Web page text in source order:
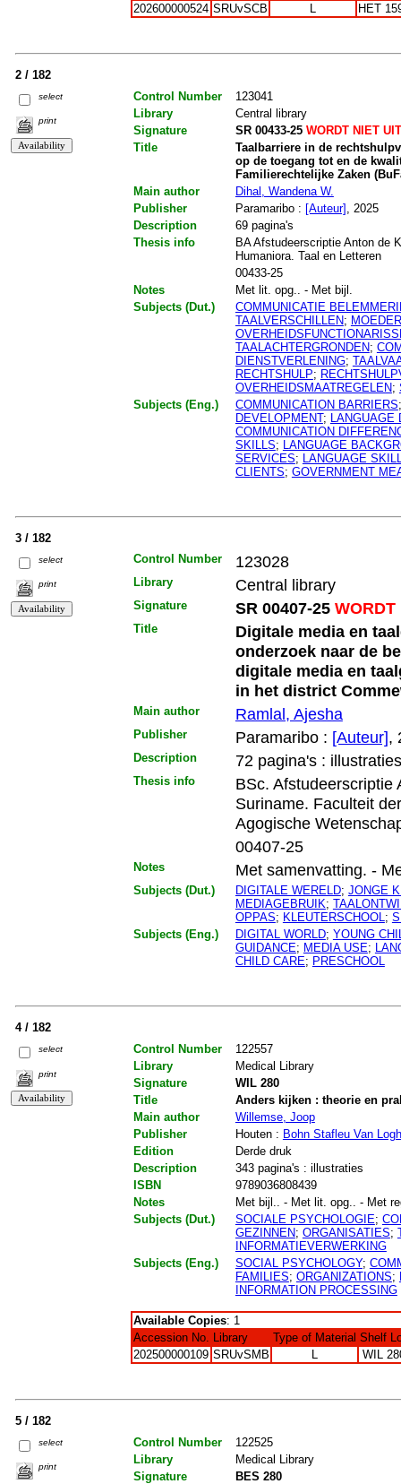
202600000524 SRUvSCB HET
2 / 182
select
print
Control Number
123041
Library
Central library
Signature
SR 00433-25WORDT NIET
Title
Taalbarriere in de
op de toegang tot en de
Familierechtelijke Zaken
Main author
Dihal, Wandena W.
Publisher
Paramaribo : [Auteur] , 2025
Description
69 pagina's
Thesis info
BA Afstudeerscriptie Anton de
Humaniora. Taal en Letteren
00433-25
Notes
Met lit. opg.. - Met bijl.
Subjects (Dut.)
COMMUNICATIE
TAALVERSCHILLEN;
TAALACHTERGRONDEN;
DIENSTVERLENING;
RECHTSHULP;
OVERHEIDSMAATREGELEN;
Subjects (Eng.)
COMMUNICATION BARRIERS
DEVELOPMENT; LANGUAGE
COMMUNICATION
SKILLS; LANGUAGE
SERVICES; LANGUAGE
CLIENTS; GOVERNMENT
3 / 182
select
print
Control Number 123028
Library Central library
Signature SR 00407-25WORDT
Title
Digitale media en
onderzoek naar de
digitale media en
in het district
Main author Ramlal, Ajesha
Publisher Paramaribo : [Auteur],
Description 72 pagina's : illustraties
Thesis info
BSc. Afstudeerscriptie
Suriname. Faculteit
Agogische
00407-25
Notes Met samenvatting. -
Subjects (Dut.) DIGITALE WERELD; JONGE
MEDIAGEBRUIK;
OPPAS; KLEUTERSCHOOL;
Subjects (Eng.)
DIGITAL WORLD; YOUNG
GUIDANCE; MEDIA USE;
CHILD CARE; PRESCHOOL
4 / 182
select
print
Control Number
122557
Library
Medical Library
Signature
WIL 280
Title
Anders kijken : theorie en
Main author
Willemse, Joop
Publisher
Houten : Bohn Stafleu Van
Edition
Derde druk
Description
343 pagina's : illustraties
ISBN
9789036808439
Notes
Met bijl.. - Met lit. opg.. - Met
Subjects (Dut.)
SOCIALE PSYCHOLOGIE;
GEZINNEN; ORGANISATIES;
INFORMATIEVERWERKING
Subjects (Eng.)
SOCIAL PSYCHOLOGY;
FAMILIES; ORGANIZATIONS;
INFORMATION PROCESSING
Available Copies: 1
Accession No. Library Type of Material Shelf
202500000109 SRUvSMB L WIL
5 / 182
select
print
Control Number
122525
Library
Medical Library
Signature
BES 280